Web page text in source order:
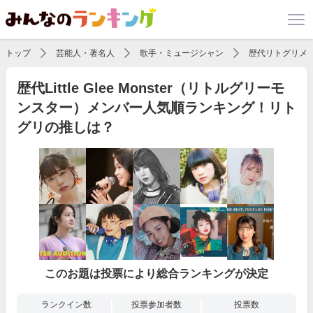
トップ 芸能人・著名人 歌手・ミュージシャン 歴代リトグリメ
歴代Little Glee Monster（リトルグリーモ
ンスター）メンバー人気順ランキング！リト
グリの推しは？
このお題は投票により総合ランキングが決定
ランクイン数 投票参加者数 投票数